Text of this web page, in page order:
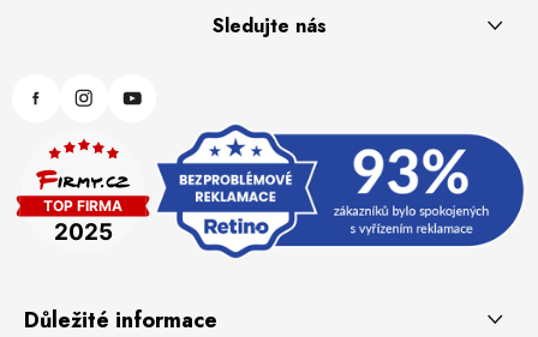
Sledujte nás
Důležité informace